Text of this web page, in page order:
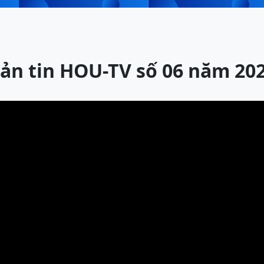
tin HOU-TV số 06 năm